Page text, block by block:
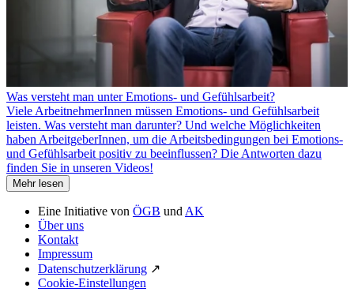
Was versteht man unter Emotions- und Gefühlsarbeit?
Viele ArbeitnehmerInnen müssen Emotions- und Gefühlsarbeit
leisten. Was versteht man darunter? Und welche Möglichkeiten
haben ArbeitgeberInnen, um die Arbeitsbedingungen bei Emotions-
und Gefühlsarbeit positiv zu beeinflussen? Die Antworten dazu
finden Sie in unseren Videos!
Mehr lesen
Eine Initiative von ÖGB und AK
Über uns
Kontakt
Impressum
Datenschutzerklärung ↗
Cookie-Einstellungen